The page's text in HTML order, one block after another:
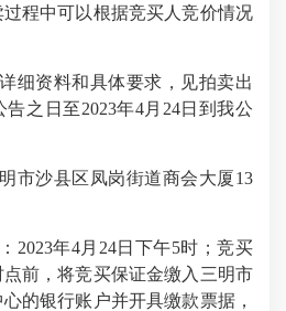
程中可以根据竞买人竞价情况
资料和具体要求，见拍卖出
告之日至2023年4月24日 到我公
沙县区凤岗街道商会大厦13
2023年4月24日 下午5时；竞买
前，将竞买保证金缴入三明市
的银行账户并开具缴款票据，